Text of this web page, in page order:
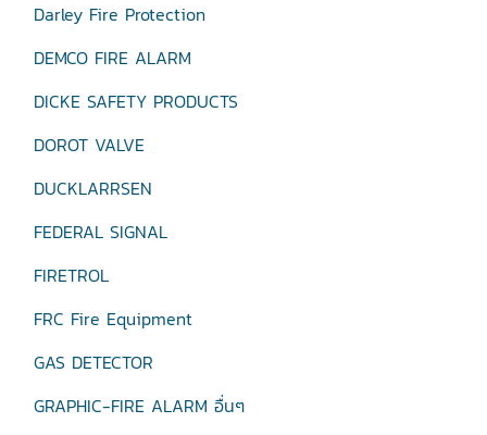
Darley Fire Protection
DEMCO FIRE ALARM
DICKE SAFETY PRODUCTS
DOROT VALVE
DUCKLARRSEN
FEDERAL SIGNAL
FIRETROL
FRC Fire Equipment
GAS DETECTOR
GRAPHIC-FIRE ALARM อื่นๆ